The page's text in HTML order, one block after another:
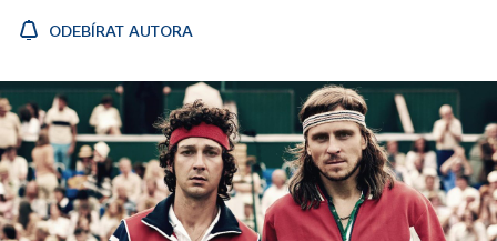
ODEBÍRAT AUTORA